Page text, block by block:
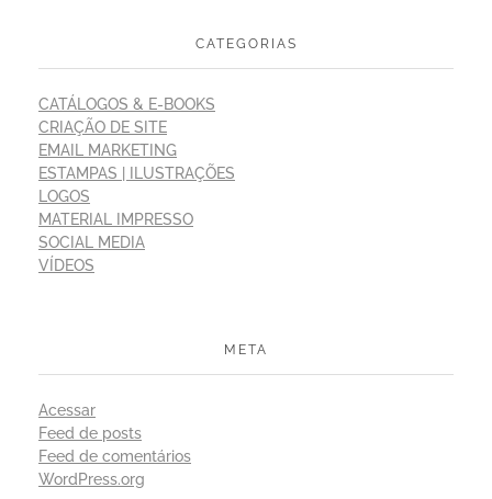
CATEGORIAS
CATÁLOGOS & E-BOOKS
CRIAÇÃO DE SITE
EMAIL MARKETING
ESTAMPAS | ILUSTRAÇÕES
LOGOS
MATERIAL IMPRESSO
SOCIAL MEDIA
VÍDEOS
META
Acessar
Feed de posts
Feed de comentários
WordPress.org